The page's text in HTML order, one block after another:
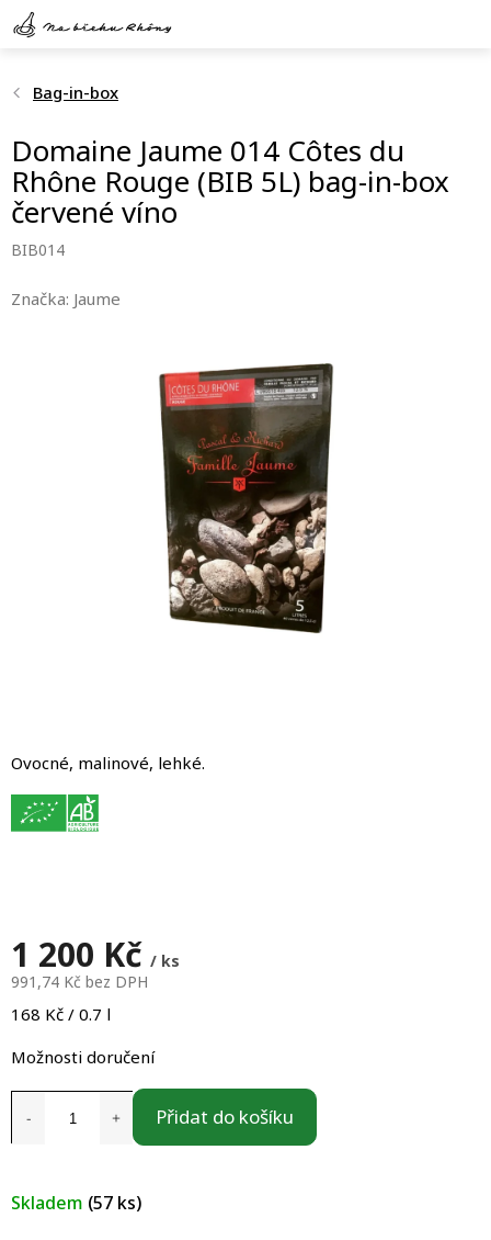
Přejít
na
Bag-in-box
Domaine Jaume 014 Côtes du
Rhône Rouge (BIB 5L) bag-in-box
červené víno
BIB014
Značka: Jaume
1 200 Kč / ks
991,74 Kč bez DPH
Měrná
168 Kč / 0.7 l
Skladem (57 ks)
Možnosti doručení
Přidat do košíku
Ovocné, malinové, lehké.